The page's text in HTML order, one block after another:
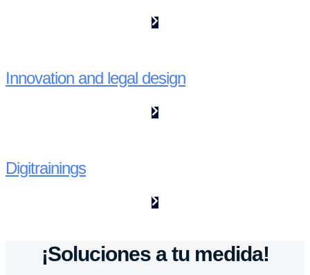
Innovation and legal design
Digitrainings
¡Soluciones a tu medida!